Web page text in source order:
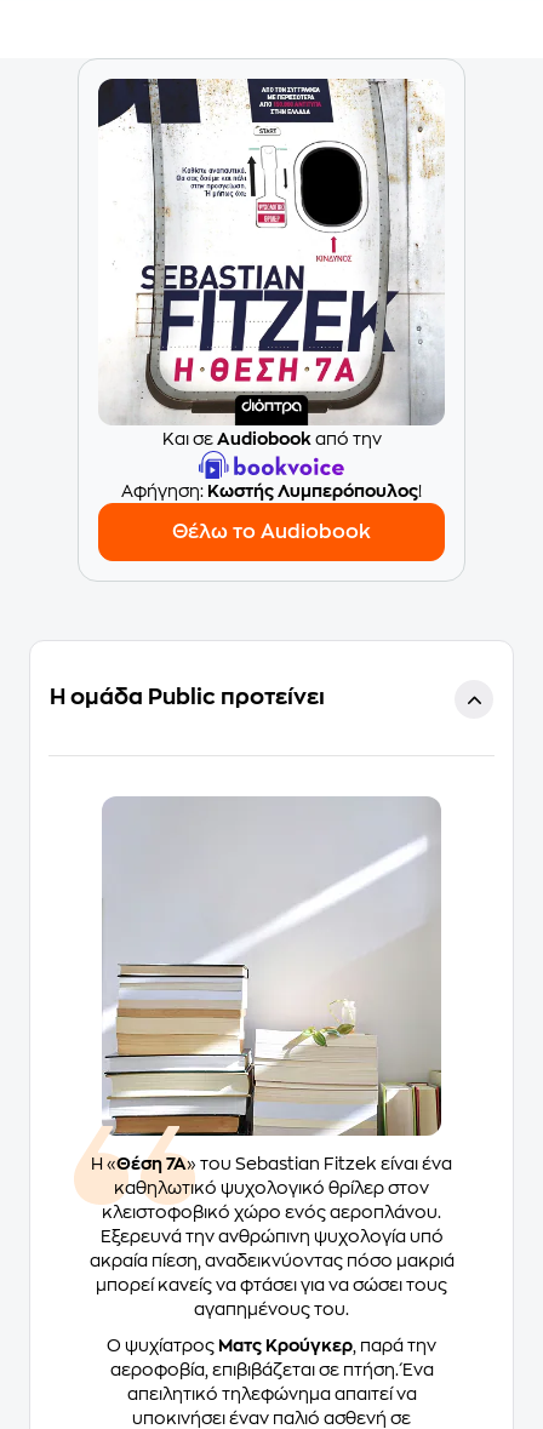
Και σε Audiobookαπό την
Aφήγηση: Κωστής Λυμπερόπουλος!
Θέλω το Audiobook
Η ομάδα Public προτείνει
Η «Θέση 7Α» του Sebastian Fitzek είναι ένα
καθηλωτικό ψυχολογικό θρίλερ στον
κλειστοφοβικό χώρο ενός αεροπλάνου.
Εξερευνά την ανθρώπινη ψυχολογία υπό
ακραία πίεση, αναδεικνύοντας πόσο μακριά
μπορεί κανείς να φτάσει για να σώσει τους
αγαπημένους του.
Ο ψυχίατρος Ματς Κρούγκερ , παρά την
αεροφοβία, επιβιβάζεται σε πτήση. Ένα
απειλητικό τηλεφώνημα απαιτεί να
υποκινήσει έναν παλιό ασθενή σε